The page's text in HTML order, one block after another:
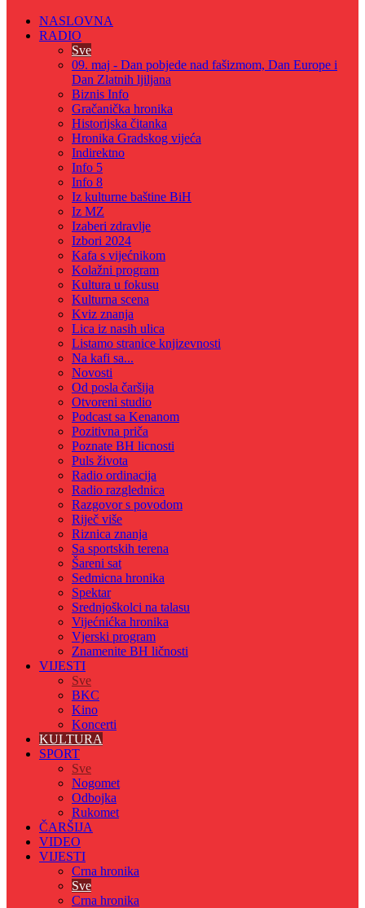
NASLOVNA
RADIO
Sve
09. maj - Dan pobjede nad fašizmom, Dan Europe i
Dan Zlatnih ljiljana
Biznis Info
Gračanička hronika
Historijska čitanka
Hronika Gradskog vijeća
Indirektno
Info 5
Info 8
Iz kulturne baštine BiH
Iz MZ
Izaberi zdravlje
Izbori 2024
Kafa s vijećnikom
Kolažni program
Kultura u fokusu
Kulturna scena
Kviz znanja
Lica iz nasih ulica
Listamo stranice knjizevnosti
Na kafi sa...
Novosti
Od posla čaršija
Otvoreni studio
Podcast sa Kenanom
Pozitivna priča
Poznate BH licnosti
Puls života
Radio ordinacija
Radio razglednica
Razgovor s povodom
Riječ više
Riznica znanja
Sa sportskih terena
Šareni sat
Sedmicna hronika
Spektar
Srednjoškolci na talasu
Vijećnićka hronika
Vjerski program
Znamenite BH ličnosti
VIJESTI
Sve
BKC
Kino
Koncerti
KULTURA
SPORT
Sve
Nogomet
Odbojka
Rukomet
ČARŠIJA
VIDEO
VIJESTI
Crna hronika
Sve
Crna hronika